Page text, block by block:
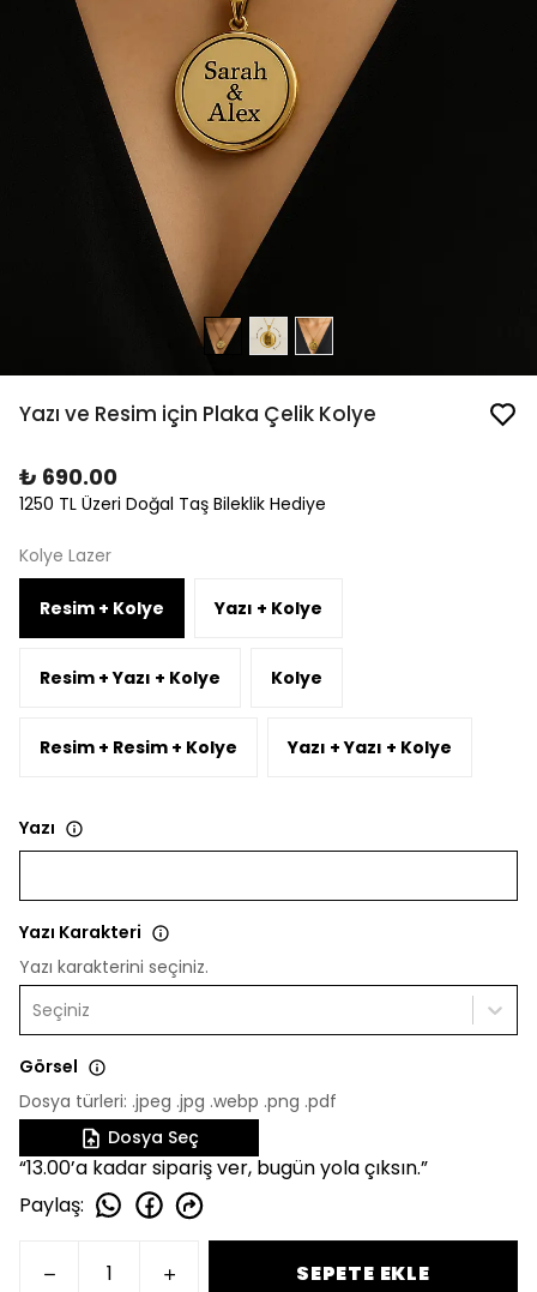
Yazı ve Resim için Plaka Çelik Kolye
₺ 690.00
1250 TL Üzeri Doğal Taş Bileklik Hediye
Kolye Lazer
Resim + Kolye Yazı + Kolye
Resim + Yazı + Kolye Kolye
Resim + Resim + Kolye Yazı + Yazı + Kolye
Yazı
Yazı Karakteri
Yazı karakterini seçiniz.
Seçiniz
Görsel
Dosya türleri: .jpeg .jpg .webp .png .pdf
Dosya Seç
“13.00’a kadar sipariş ver, bugün yola çıksın.”
Paylaş:
SEPETE EKLE